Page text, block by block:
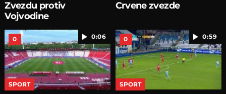
Zvezdu protiv
Vojvodine
Crvene zvezde
0:06
0
SPORT
0:59
0
SPORT